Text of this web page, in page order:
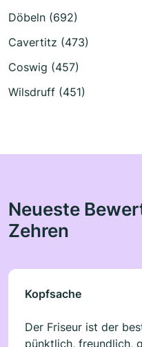
Döbeln (692)
Cavertitz (473)
Coswig (457)
Wilsdruff (451)
Neueste
Zehren
Kopfsache
Der Friseur ist der
pünktlich, freundlich,